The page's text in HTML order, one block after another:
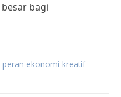
bagi
peran ekonomi kreatif